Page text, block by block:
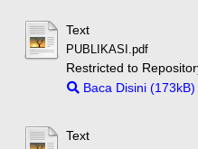
Text
PUBLIKASI.pdf
Restricted to
Baca Disini (173kB)
Text